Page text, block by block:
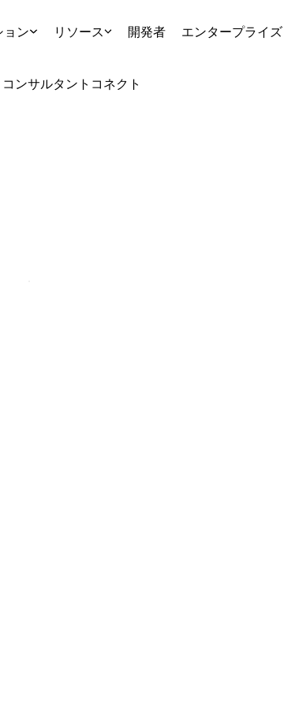
ョン リソース 開発者 エンタープライズ
コンサルタント コネクト